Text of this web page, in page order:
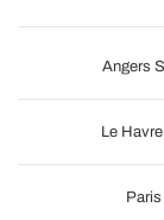
Angers
Le